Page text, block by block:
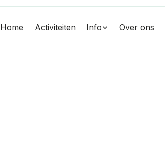
Home Activiteiten Info Over ons